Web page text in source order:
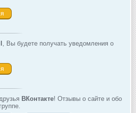
, Вы будете получать уведомления о
ВКонтакте! Отзывы о сайте и обо